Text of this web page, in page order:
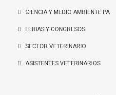
CIENCIA Y MEDIO AMBIENTE PA
FERIAS Y CONGRESOS
SECTOR VETERINARIO
ASISTENTES VETERINARIOS